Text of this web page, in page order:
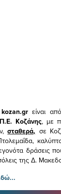
kozan.gr είναι
Π.Ε. Κοζάνης, με
σταθερά, σε
δράσεις
της Δ.